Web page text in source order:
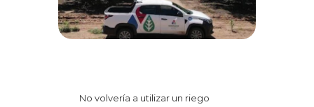
No volvería a utilizar un riego